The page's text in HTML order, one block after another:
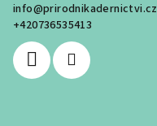
info@prirodnikadernictvi.cz
+420736535413